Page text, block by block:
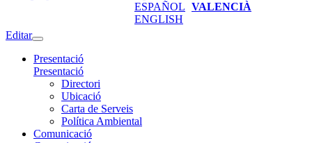
ESPAÑOL VALENCIÀ
ENGLISH
Editar
Presentació
Presentació
Directori
Ubicació
Carta de Serveis
Política Ambiental
Comunicació